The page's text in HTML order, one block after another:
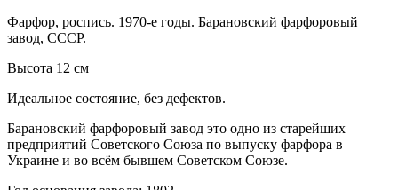
Фарфор, роспись. 1970-е годы. Барановский фарфоровый
завод, СССР.
Высота 12 см
Идеальное состояние, без дефектов.
Барановский фарфоровый завод это одно из старейших
предприятий Советского Союза по выпуску фарфора в
Украине и во всём бывшем Советском Союзе.